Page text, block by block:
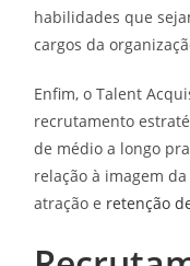
habilidades que
cargos da
Enfim, o Talent
recrutamento
de médio a longo
relação à imagem
atração e retenção